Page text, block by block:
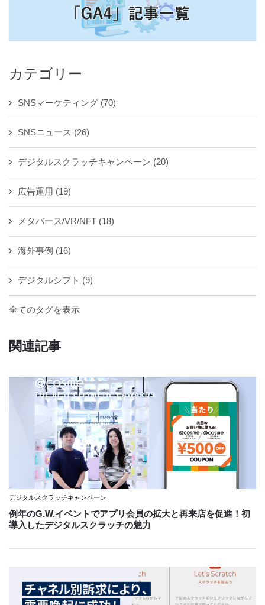
カテゴリー
SNSマーケティング (70)
SNSニュース (26)
デジタルスクラッチキャンペーン (20)
広告運用 (19)
メタバース/VR/NFT (18)
海外事例 (16)
デジタルシフト (9)
全てのタグを表示
関連記事
デジタルスクラッチキャンペーン
例年のG.W.イベントでアプリ会員の拡大と再来店を促進！初
導入したデジタルスクラッチの魅力